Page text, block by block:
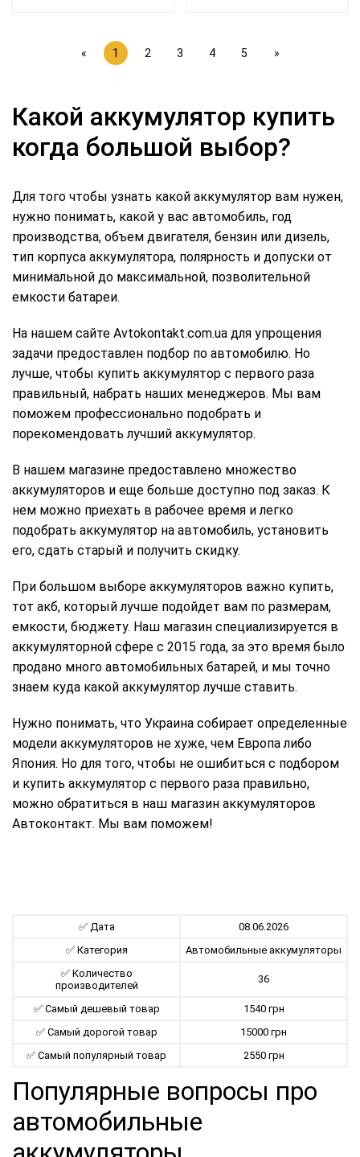
« 1 2 3 4 5 »
Какой аккумулятор купить
когда большой выбор?
Для того чтобы узнать какой аккумулятор вам нужен,
нужно понимать, какой у вас автомобиль, год
производства, объем двигателя, бензин или дизель,
тип корпуса аккумулятора, полярность и допуски от
минимальной до максимальной, позволительной
емкости батареи.
На нашем сайте Avtokontakt.com.ua для упрощения
задачи предоставлен подбор по автомобилю. Но
лучше, чтобы купить аккумулятор с первого раза
правильный, набрать наших менеджеров. Мы вам
поможем профессионально подобрать и
порекомендовать лучший аккумулятор.
В нашем магазине предоставлено множество
аккумуляторов и еще больше доступно под заказ. К
нем можно приехать в рабочее время и легко
подобрать аккумулятор на автомобиль, установить
его, сдать старый и получить скидку.
При большом выборе аккумуляторов важно купить,
тот акб, который лучше подойдет вам по размерам,
емкости, бюджету. Наш магазин специализируется в
аккумуляторной сфере с 2015 года, за это время было
продано много автомобильных батарей, и мы точно
знаем куда какой аккумулятор лучше ставить.
Нужно понимать, что Украина собирает определенные
модели аккумуляторов не хуже, чем Европа либо
Япония. Но для того, чтобы не ошибиться с подбором
и купить аккумулятор с первого раза правильно,
можно обратиться в наш магазин аккумуляторов
Автоконтакт. Мы вам поможем!
✅ Дата
08.06.2026
✅ Категория
Автомобильные аккумуляторы
✅ Количество
производителей
36
✅ Самый дешевый товар
1540 грн
✅ Самый дорогой товар
15000 грн
✅ Самый популярный товар
2550 грн
Популярные вопросы про
автомобильные